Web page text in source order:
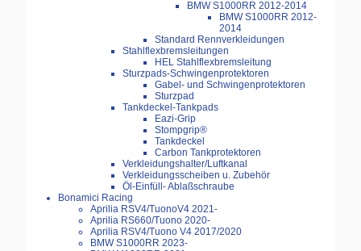
BMW S1000RR 2012-2014
BMW S1000RR 2012-
2014
Standard Rennverkleidungen
Stahlflexbremsleitungen
HEL Stahlflexbremsleitung
Sturzpads-Schwingenprotektoren
Gabel- und Schwingenprotektoren
Sturzpad
Tankdeckel-Tankpads
Eazi-Grip
Stompgrip®
Tankdeckel
Carbon Tankprotektoren
Verkleidungshalter/Luftkanal
Verkleidungsscheiben u. Zubehör
Öl-Einfüll- Ablaßschraube
Bonamici Racing
Aprilia RSV4/TuonoV4 2021-
Aprilia RS660/Tuono 2020-
Aprilia RSV4/Tuono V4 2017/2020
BMW S1000RR 2023-